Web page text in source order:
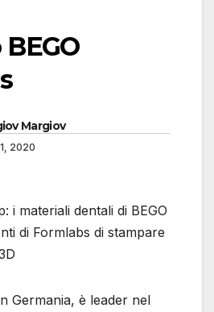
Margiov
2020
i materiali dentali di BEGO
di Formlabs di stampare
Germania, è leader nel